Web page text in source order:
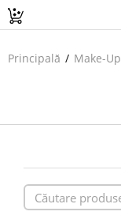
Principală Make-Up